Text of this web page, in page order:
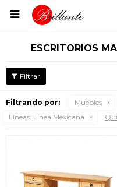

ESCRITORIOS
Filtrando por: Muebles
Líneas: Línea Mexicana